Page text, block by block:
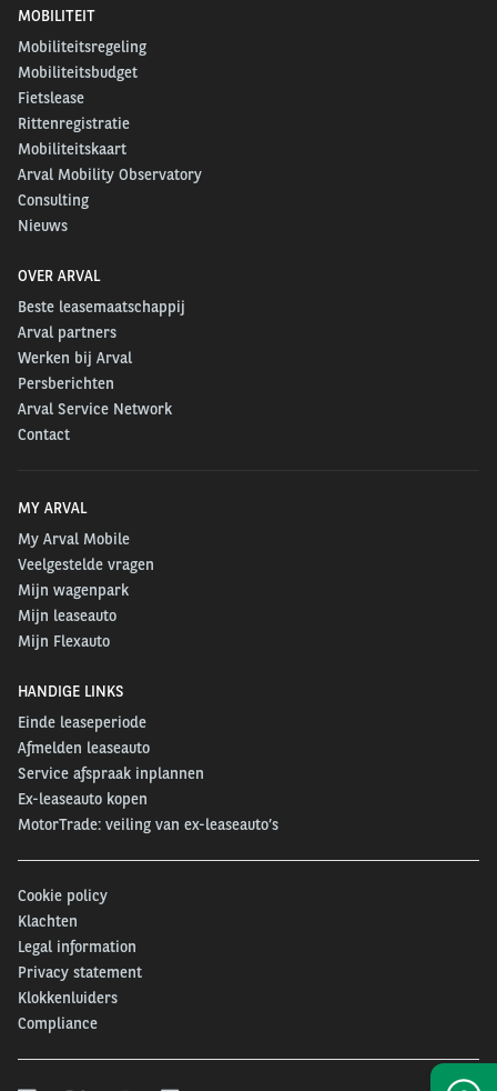
MOBILITEIT
Mobiliteitsregeling
Mobiliteitsbudget
Fietslease
Rittenregistratie
Mobiliteitskaart
Arval Mobility Observatory
Consulting
Nieuws
OVER ARVAL
Beste leasemaatschappij
Arval partners
Werken bij Arval
Persberichten
Arval Service Network
Contact
MY ARVAL
My Arval Mobile
Veelgestelde vragen
Mijn wagenpark
Mijn leaseauto
Mijn Flexauto
HANDIGE LINKS
Einde leaseperiode
Afmelden leaseauto
Service afspraak inplannen
Ex-leaseauto kopen
MotorTrade: veiling van ex-leaseauto’s
Cookie policy
Klachten
Legal information
Privacy statement
Klokkenluiders
Compliance